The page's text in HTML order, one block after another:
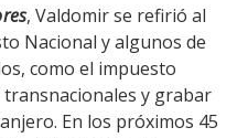
Link
, Valdomir se refirió al
Nacional y algunos de
como el impuesto
y grabar
En los próximos 45